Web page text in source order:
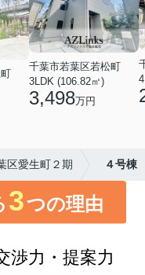
千葉市若葉区若松町
3LDK (106.82㎡)
3,498万円
区愛生町２期 ４号棟
3つの理由
渉⼒・提案⼒